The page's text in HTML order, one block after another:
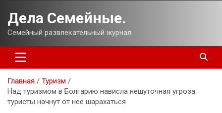
Дела Семейные.
Семейный развлекательный журнал.
Главная
Туризм
Над туризмом в Болгарию нависла нешуточная угроза:
туристы начнут от неё шарахаться